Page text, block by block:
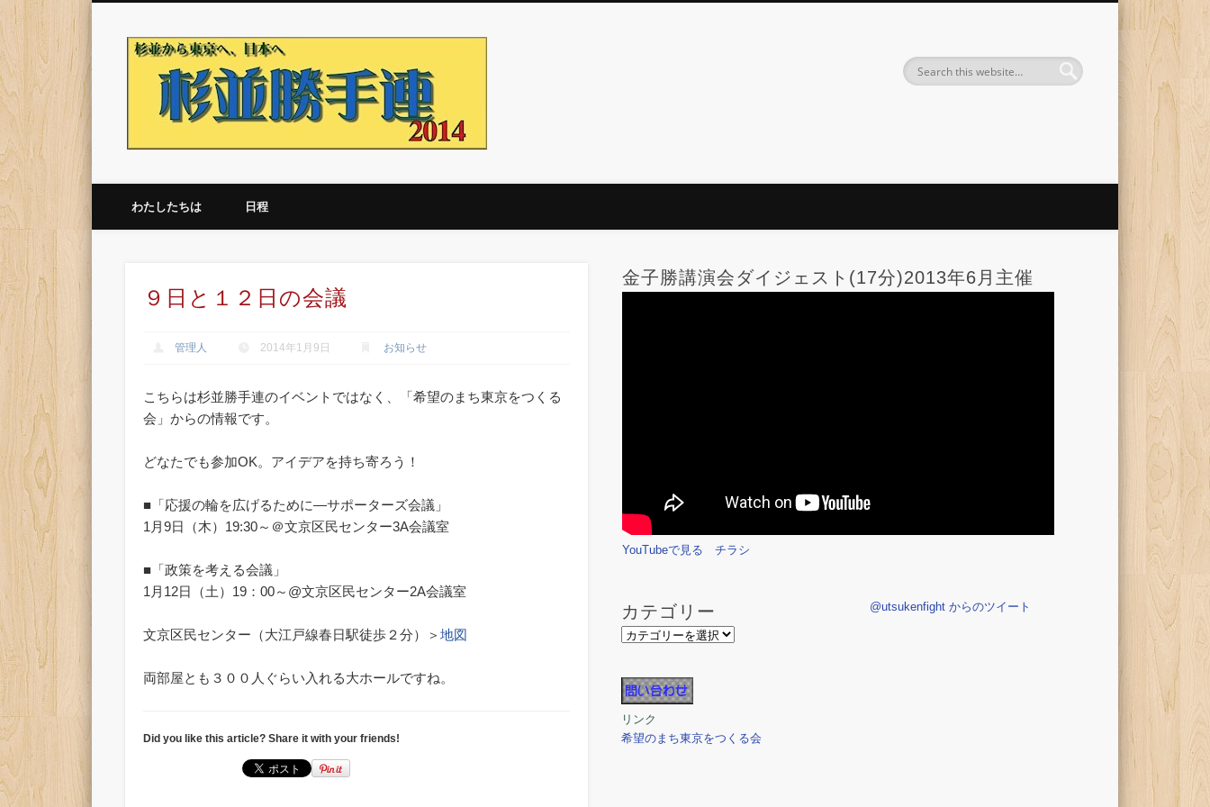
杉並の普通の市民が何かやってます！いろいろやってます。都知事選応援とか。
わたしたちは 日程
９日と１２日の会議
管理人 2014年1月9日 お知らせ
こちらは杉並勝手連のイベントではなく、「希望のまち東京をつくる
会」からの情報です。
どなたでも参加OK。アイデアを持ち寄ろう！
■「応援の輪を広げるために―サポーターズ会議」
1月9日（木）19:30～＠文京区民センター3A会議室
■「政策を考える会議」
1月12日（土）19：00～@文京区民センター2A会議室
文京区民センター（大江戸線春日駅徒歩２分）＞ 地図
両部屋とも３００人ぐらい入れる大ホールですね。
Did you like this article? Share it with your friends!
金子勝講演会ダイジェスト(17分)2013年6月主催
YouTubeで見る チラシ
カテゴリー
リンク
希望のまち東京をつくる会
@utsukenfight からのツイート